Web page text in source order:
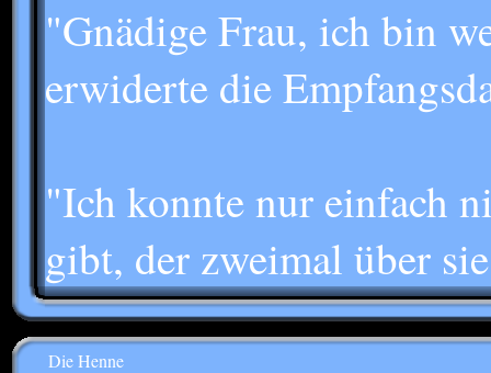
"Gnädige Frau, ich bin
erwiderte die
"Ich konnte nur einfach
gibt, der zweimal über
Die Henne